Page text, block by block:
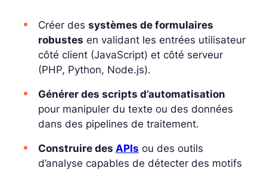
Créer des systèmes de formulaires
robustes en validant les entrées utilisateur
côté client (JavaScript) et côté serveur
(PHP, Python, Node.js).
Générer des scripts d’automatisation
pour manipuler du texte ou des données
dans des pipelines de traitement.
Construire des APIs ou des outils
d’analyse capables de détecter des motifs